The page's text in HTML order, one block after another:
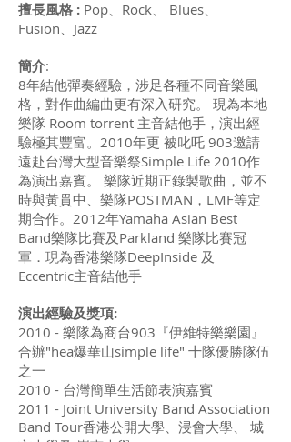
擅長風格 : Pop、Rock、 Blues、
Fusion、Jazz
簡介:
8年結他彈奏經驗，涉足各種不同音樂風
格，對作曲編曲更有深入研究。 現為本地
樂隊 Room torrent 主音結他手，演出經
驗極其豐富。2010年更 被叱吒 903邀請
遠赴台灣大型音樂祭Simple Life 2010作
為演出嘉賓。 樂隊近期正錄製歌曲，並不
時與黃貫中、樂隊POSTMAN，LMF等定
期合作。2012年Yamaha Asian Best
Band樂隊比賽及Parkland 樂隊比賽冠
軍．現為香港樂隊DeepInside 及
Eccentric主音結他手
演出經驗及獎項:
2010 - 樂隊為商台903『伊維特樂樂園』
合辦"hea爆華山simple life" 十隊優勝隊伍
之一
2010 - 台灣簡單生活節表演嘉賓
2011 - Joint University Band Association
Band Tour香港公開大學、浸會大學、 城